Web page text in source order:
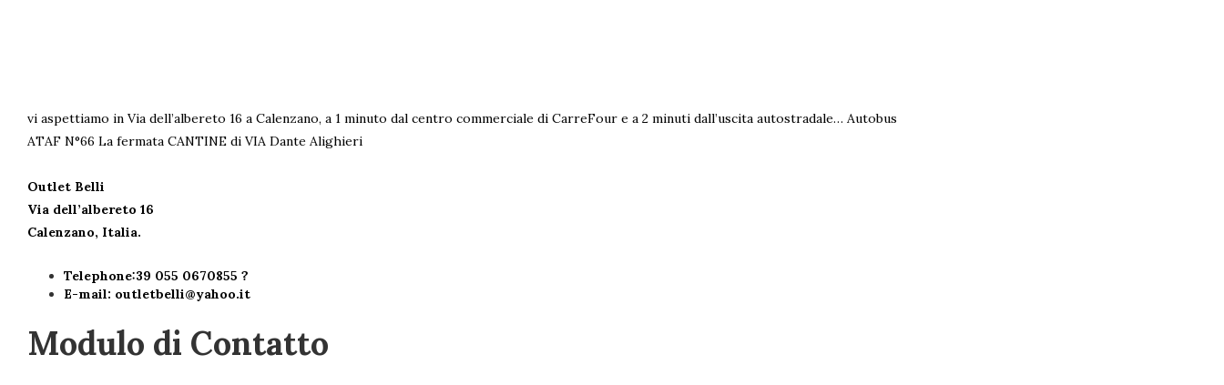
vi aspettiamo in Via dell’albereto 16 a Calenzano, a 1 minuto dal centro commerciale di CarreFour e a 2 minuti dall’uscita autostradale… Autobus
ATAF N°66 La fermata CANTINE di VIA Dante Alighieri
Outlet Belli
Via dell’albereto 16
Calenzano, Italia.
Telephone:39 055 0670855 ?
E-mail: outletbelli@yahoo.it
Modulo di Contatto